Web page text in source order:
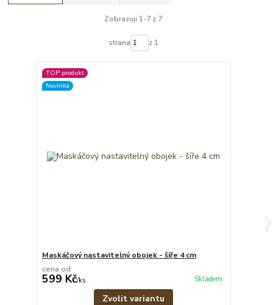
Zobrazuji 1-7 z 7
strana z 1
TOP produkt
Novinka
Maskáčový nastavitelný obojek - šíře 4 cm
cena od
599 Kč/ks Skladem
Zvolit variantu